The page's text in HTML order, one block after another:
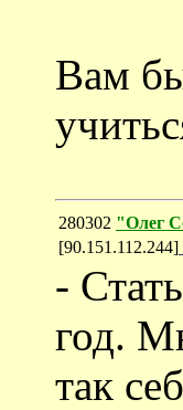
Вам
280302 "Олег
[90.151.112.244]
-
год.
так